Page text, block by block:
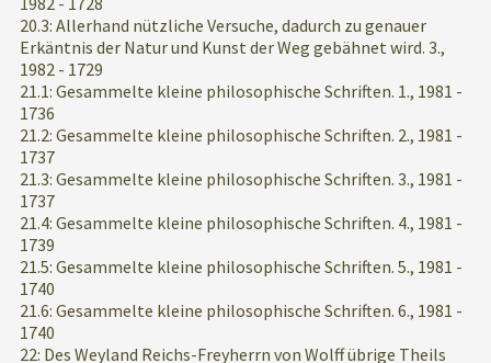
20.3: Allerhand nützliche Versuche, dadurch zu genauer
Erkäntnis der Natur und Kunst der Weg gebähnet wird. 3.,
1982 - 1729
21.1: Gesammelte kleine philosophische Schriften. 1., 1981 -
1736
21.2: Gesammelte kleine philosophische Schriften. 2., 1981 -
1737
21.3: Gesammelte kleine philosophische Schriften. 3., 1981 -
1737
21.4: Gesammelte kleine philosophische Schriften. 4., 1981 -
1739
21.5: Gesammelte kleine philosophische Schriften. 5., 1981 -
1740
21.6: Gesammelte kleine philosophische Schriften. 6., 1981 -
1740
22: Des Weyland Reichs-Freyherrn von Wolff übrige Theils